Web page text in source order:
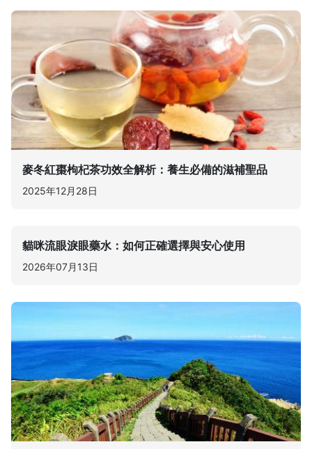
麥冬紅棗枸杞茶功效全解析：養生必備的滋補聖品
2025年12月28日
貓咪流眼淚眼藥水：如何正確選擇與安心使用
2026年07月13日